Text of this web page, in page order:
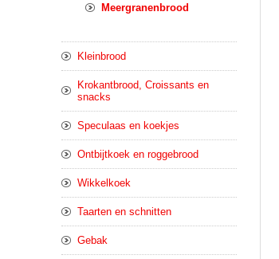
Meergranenbrood
Kleinbrood
Krokantbrood, Croissants en
snacks
Speculaas en koekjes
Ontbijtkoek en roggebrood
Wikkelkoek
Taarten en schnitten
Gebak